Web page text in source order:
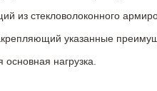
из стекловолоконного
указанные
нагрузка.